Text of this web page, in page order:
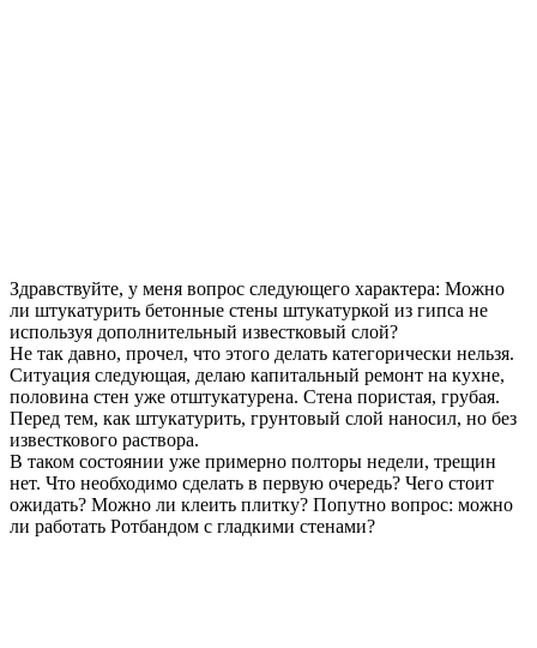
Здравствуйте, у меня вопрос следующего характера: Можно
ли штукатурить бетонные стены штукатуркой из гипса не
используя дополнительный известковый слой?
Не так давно, прочел, что этого делать категорически нельзя.
Ситуация следующая, делаю капитальный ремонт на кухне,
половина стен уже отштукатурена. Стена пористая, грубая.
Перед тем, как штукатурить, грунтовый слой наносил, но без
известкового раствора.
В таком состоянии уже примерно полторы недели, трещин
нет. Что необходимо сделать в первую очередь? Чего стоит
ожидать? Можно ли клеить плитку? Попутно вопрос: можно
ли работать Ротбандом с гладкими стенами?